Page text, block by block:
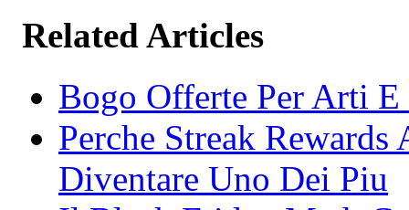
Related Articles
Bogo Offerte Per Arti
Perche Streak
Diventare Uno Dei Piu